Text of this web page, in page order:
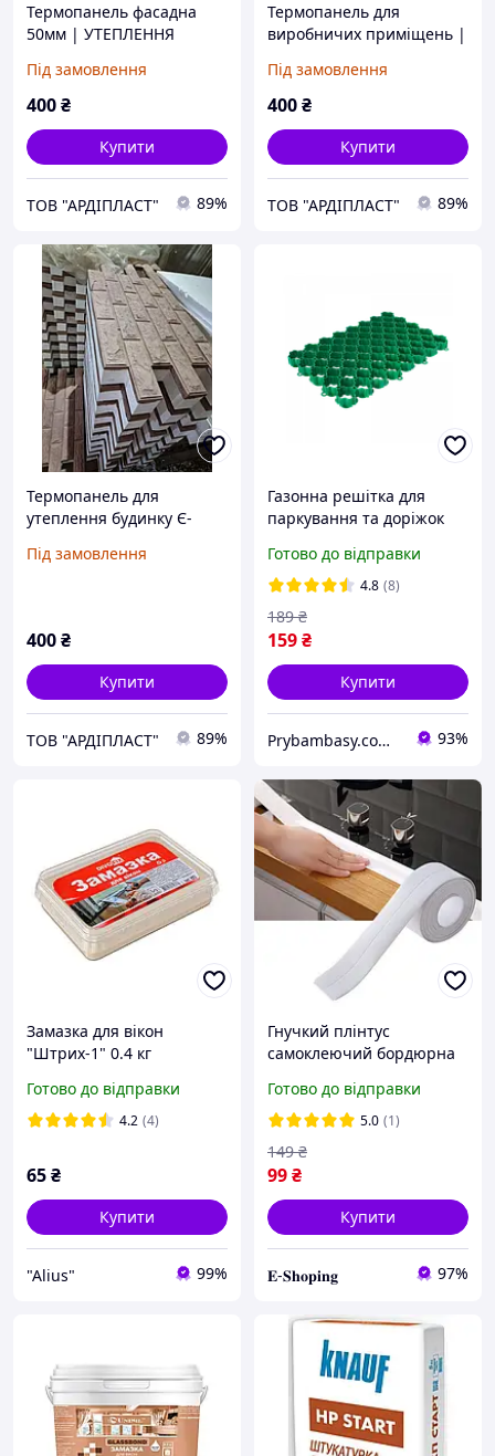
Термопанель фасадна
50мм | УТЕПЛЕННЯ
виробничих приміщень
Під замовлення
400₴
Купити
ТОВ "АРДІПЛАСТ" 89%
Термопанель для
виробничих приміщень |
утеплення фасадів
Під замовлення
400₴
Купити
ТОВ "АРДІПЛАСТ" 89%
Термопанель для
утеплення будинку Є-
Термопанелі для
Під замовлення
400₴
Купити
ТОВ "АРДІПЛАСТ" 89%
Газонна решітка для
паркування та доріжок
Готово до відправки
4.8 (8)
159₴
189 ₴
Купити
Prybambasy.com.ua - магазин товарів для дому 93%
Замазка для вікон
"Штрих-1" 0.4 кг
Готово до відправки
4.2 (4)
65₴
Купити
"Alius" 99%
Гнучкий плінтус
самоклеючий бордюрна
36мм
Готово до відправки
5.0 (1)
99₴
149 ₴
Купити
𝐄-𝐒𝐡𝐨𝐩𝐢𝐧𝐠 97%